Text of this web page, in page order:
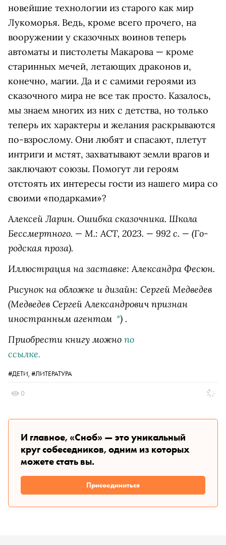
новейшие технологии из старого как мир
Лукоморья. Ведь, кроме всего прочего, на
вооружении у сказочных воинов теперь
автоматы и пистолеты Макарова — кроме
старинных мечей, летающих драконов и,
конечно, магии. Да и с самими героями из
сказочного мира не все так просто. Казалось,
мы знаем многих из них с детства, но только
теперь их характеры и желания раскрываются
по-взрослому. Они любят и спасают, плетут
интриги и мстят, захватывают земли врагов и
заключают союзы. Помогут ли героям
отстоять их интересы гости из нашего мира со
своими «подарками»?
Алексей Ла­рин. Ошибка сказочника. Школа
Бессмертного. — М.: АСТ, 2023. — 992 с. — (Го­
родская проза).
Иллюстрация на заставке: Александра Фесюн.
Рисунок на обложке и дизайн: Сергей Медведев
(Медведев Сергей Александрович признан
иностранным агентом *) .
Приобрести книгу можно по
ссылке.
#ДЕТИ, #ЛИТЕРАТУРА
0
И главное, «Сноб» — это уникальный
круг собеседников, одним из которых
можете стать вы.
Присоединиться